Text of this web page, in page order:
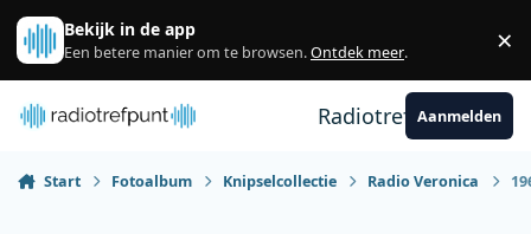
Spring naar bijdragen
Bekijk in de app
Een betere manier om te browsen.Ontdek meer. ×
RadiotrefpuntAanmelden
Start Fotoalbum Knipselcollectie Radio Veronica